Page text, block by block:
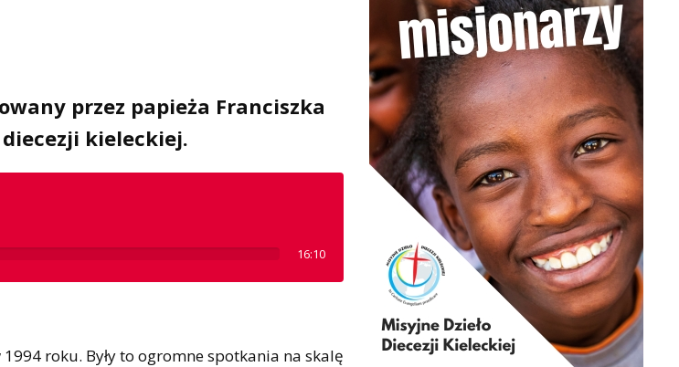
przez papieża Franciszka
diecezji kieleckiej.
16:10
1994 roku. Były to ogromne spotkania na skalę